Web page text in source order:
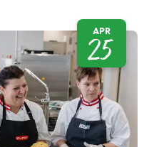
APR
25